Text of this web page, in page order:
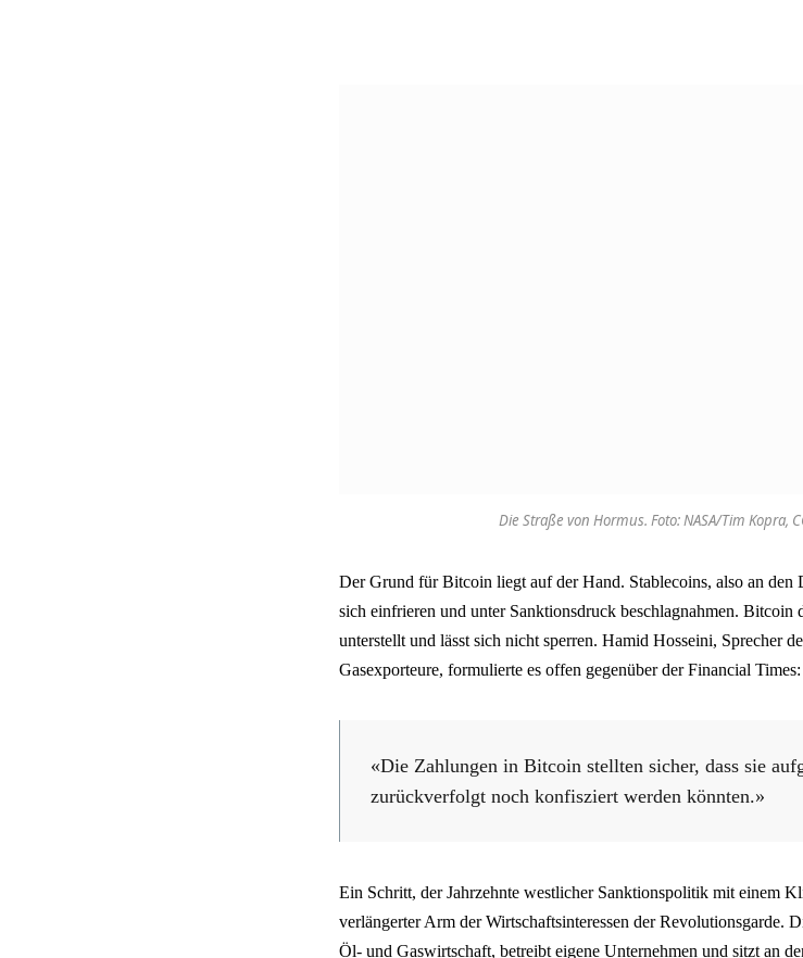
Die Straße von Hormus. Foto: NASA/Tim Kopra,
Der Grund für Bitcoin liegt auf der Hand. Stablecoins, also an den
sich einfrieren und unter Sanktionsdruck beschlagnahmen. Bitcoin
unterstellt und lässt sich nicht sperren. Hamid Hosseini, Sprecher
Gasexporteure, formulierte es offen gegenüber der Financial Times:
«Die Zahlungen in Bitcoin stellten sicher, dass sie
zurückverfolgt noch konfisziert werden könnten.»
Ein Schritt, der Jahrzehnte westlicher Sanktionspolitik mit einem
verlängerter Arm der Wirtschaftsinteressen der Revolutionsgarde.
Öl- und Gaswirtschaft, betreibt eigene Unternehmen und sitzt an